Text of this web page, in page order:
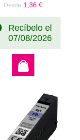
Desde 1,36 €
Recíbelo el
07/08/2026